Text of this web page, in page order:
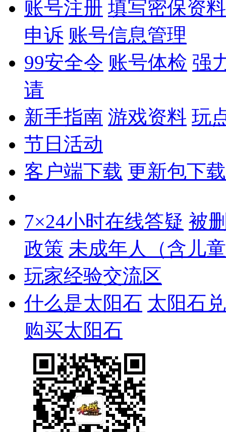
账号注册 填写密保资料
申诉 账号信息管理
99安全令 账号体检 强
请
新手指南 游戏资料 玩
节日活动
客户端下载 更新包下载
7×24小时在线答疑 被
政策 未成年人（含儿
玩家经验交流区
什么是太阳石 太阳石
购买太阳石